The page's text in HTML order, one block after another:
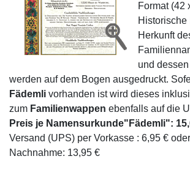
Format (42
Historische
Herkunft
und
werden auf dem Bogen ausgedruckt.
Fädemli vorhanden ist wird dieses
zum Familienwappen ebenfalls auf die
Preis je Namensurkunde"Fädemli":
Versand (UPS) per Vorkasse : 6,95 €
Nachnahme: 13,95 €